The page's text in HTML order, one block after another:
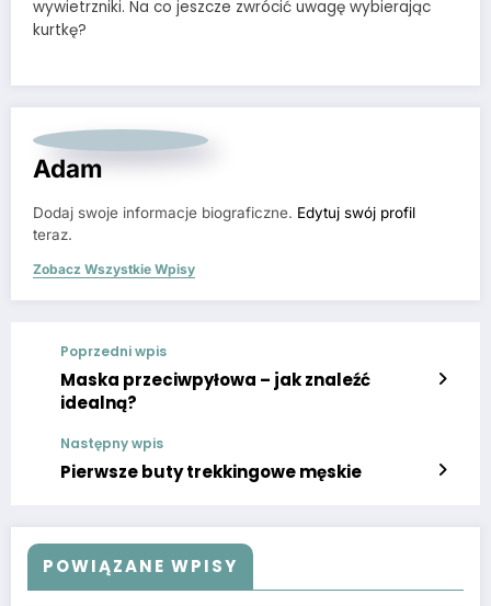
wywietrzniki. Na co jeszcze zwrócić uwagę wybierając
kurtkę?
Adam
Dodaj swoje informacje biograficzne. Edytuj swój profil
teraz.
Zobacz Wszystkie Wpisy
Poprzedni wpis
Maska przeciwpyłowa – jak znaleźć
idealną?‍
Następny wpis
Pierwsze buty trekkingowe męskie
POWIĄZANE WPISY